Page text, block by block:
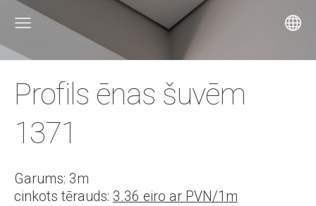
Profils ēnas šuvēm
1371
Garums: 3m
cinkots tērauds: 3.36 eiro ar PVN/1m